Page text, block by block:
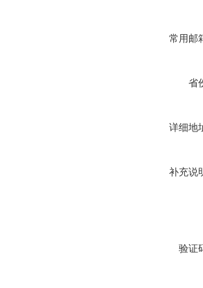
常用邮
省
详细地
补充说
验证